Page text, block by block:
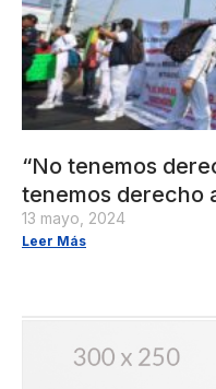
“No tenemos
tenemos derecho
13 mayo, 2024
Leer Más